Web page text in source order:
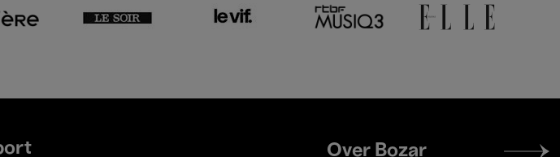
Footer
Over Bozar